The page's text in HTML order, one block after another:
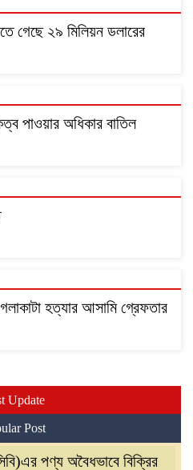
গেছে ২৯ মিলিয়ন ডলারের
পাওয়ার অধিকার বাতিল
হত্যার আসামি গ্রেফতার
Update
Post
পণ্য অবৈধভাবে বিক্রির